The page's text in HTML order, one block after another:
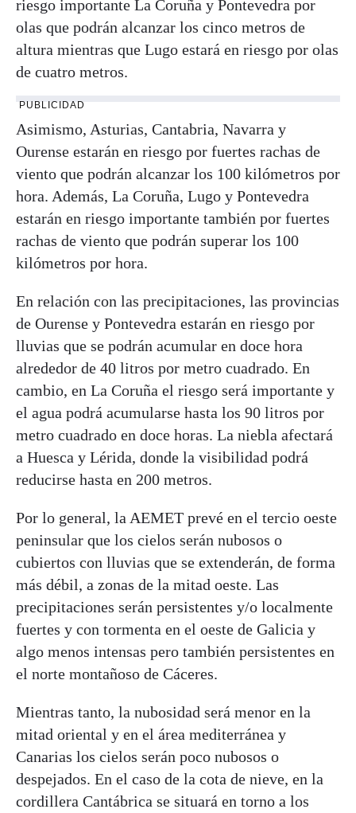
riesgo importante La Coruña y Pontevedra por
olas que podrán alcanzar los cinco metros de
altura mientras que Lugo estará en riesgo por olas
de cuatro metros.
PUBLICIDAD
Asimismo, Asturias, Cantabria, Navarra y
Ourense estarán en riesgo por fuertes rachas de
viento que podrán alcanzar los 100 kilómetros por
hora. Además, La Coruña, Lugo y Pontevedra
estarán en riesgo importante también por fuertes
rachas de viento que podrán superar los 100
kilómetros por hora.
En relación con las precipitaciones, las provincias
de Ourense y Pontevedra estarán en riesgo por
lluvias que se podrán acumular en doce hora
alrededor de 40 litros por metro cuadrado. En
cambio, en La Coruña el riesgo será importante y
el agua podrá acumularse hasta los 90 litros por
metro cuadrado en doce horas. La niebla afectará
a Huesca y Lérida, donde la visibilidad podrá
reducirse hasta en 200 metros.
Por lo general, la AEMET prevé en el tercio oeste
peninsular que los cielos serán nubosos o
cubiertos con lluvias que se extenderán, de forma
más débil, a zonas de la mitad oeste. Las
precipitaciones serán persistentes y/o localmente
fuertes y con tormenta en el oeste de Galicia y
algo menos intensas pero también persistentes en
el norte montañoso de Cáceres.
Mientras tanto, la nubosidad será menor en la
mitad oriental y en el área mediterránea y
Canarias los cielos serán poco nubosos o
despejados. En el caso de la cota de nieve, en la
cordillera Cantábrica se situará en torno a los